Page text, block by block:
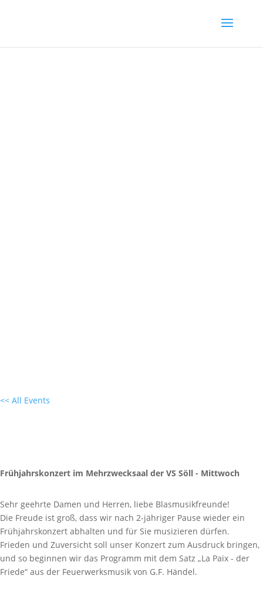
<< All Events
Frühjahrskonzert im Mehrzwecksaal der VS Söll - Mittwoch
Sehr geehrte Damen und Herren, liebe Blasmusikfreunde!
Die Freude ist groß, dass wir nach 2-jähriger Pause wieder ein
Frühjahrskonzert abhalten und für Sie musizieren dürfen.
Frieden und Zuversicht soll unser Konzert zum Ausdruck bringen,
und so beginnen wir das Programm mit dem Satz „La Paix - der
Friede“ aus der Feuerwerksmusik von G.F. Händel.